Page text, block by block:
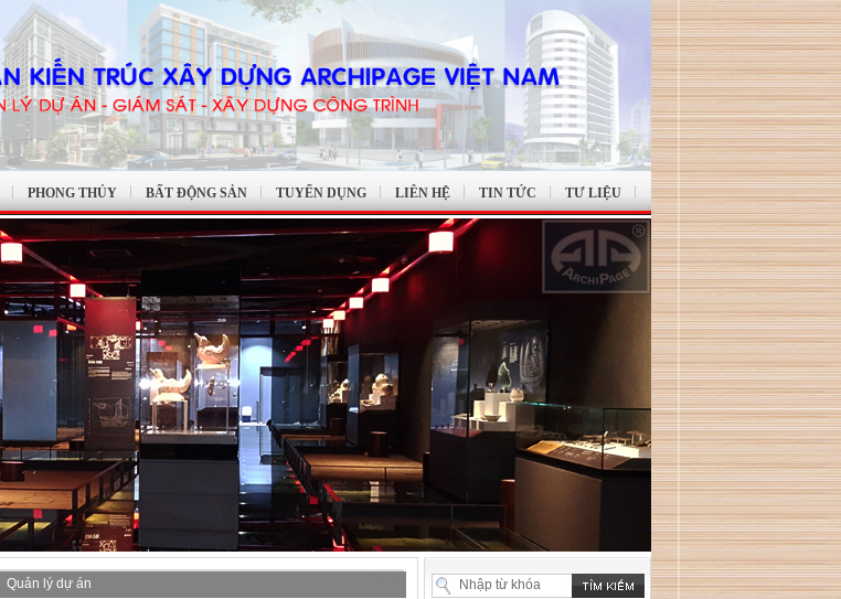
PHONG THỦY BẤT ĐỘNG SẢN TUYỂN DỤNG LIÊN HỆ TIN TỨC TƯ LIỆU
Quản lý dự án